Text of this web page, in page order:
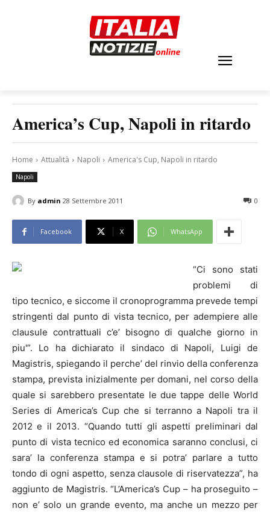
America’s Cup, Napoli in ritardo
Home Attualità Napoli America's Cup, Napoli in ritardo
Napoli
By admin 28 Settembre 2011 0
Facebook X WhatsApp
“Ci sono stati
problemi di
tipo tecnico, e siccome il cronoprogramma prevede tempi
stringenti dal punto di vista tecnico, per adempiere alle
clausule contrattuali c’e’ bisogno di qualche giorno in
piu'”. Lo ha dichiarato il sindaco di Napoli, Luigi de
Magistris, spiegando il perche’ del rinvio della conferenza
stampa, prevista inizialmente per domani, nel corso della
quale si sarebbero presentate le due tappe delle World
Series di America’s Cup che si terranno a Napoli tra il
2012 e il 2013. “Quando tutti gli aspetti preliminari dal
punto di vista tecnico ed economica saranno conclusi, ci
sara’ la conferenza stampa e si potra’ parlare a tutto
tondo di ogni aspetto, senza clausole di riservatezza”, ha
aggiunto de Magistris. “L’America’s Cup – ha proseguito –
non e’ solo un grande evento, ma anche un mezzo per